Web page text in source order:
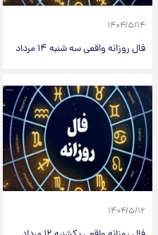
۱۴۰۴/۵/۱۴
فال روزانه واقعی سه شنبه ۱۴ مرداد
۱۴۰۴/۵/۱۲